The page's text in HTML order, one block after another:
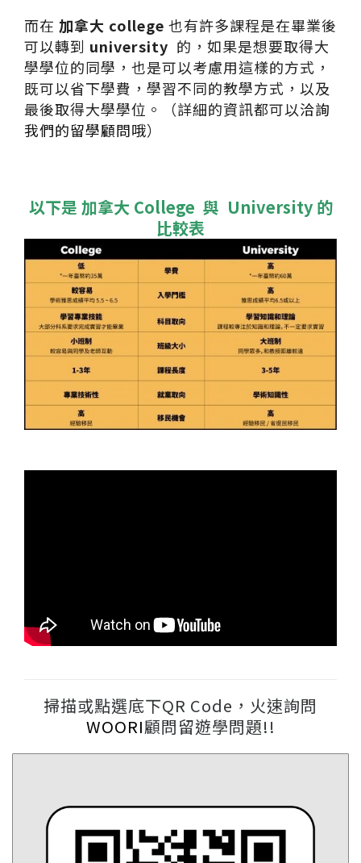
而在 加拿大 college 也有許多課程是在畢業後
可以轉到 university 的，如果是想要取得大
學學位的同學，也是可以考慮用這樣的方式，
既可以省下學費，學習不同的教學方式，以及
最後取得大學學位。（詳細的資訊都可以洽詢
我們的留學顧問哦）
以下是 加拿大 College 與 University 的
比較表
掃描或點選底下QR Code，火速詢問
WOORI顧問留遊學問題!!